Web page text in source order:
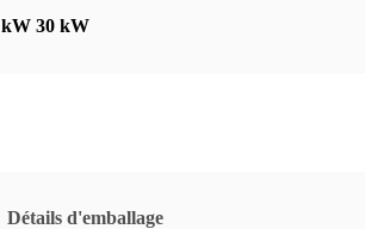
30 kW
Détails d'emballage